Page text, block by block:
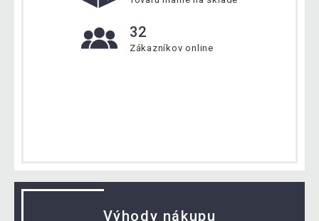
32
Zákazníkov online
Výhody nákupu